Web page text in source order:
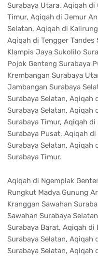
Surabaya Utara, Aqiqah
Timur, Aqiqah di Jemur
Selatan, Aqiqah di
Aqiqah di Tengger
Klampis Jaya Sukolilo
Pojok Genteng Surabaya
Krembangan Surabaya
Jambangan Surabaya
Surabaya Selatan, Aqiqah
Surabaya Selatan, Aqiqah
Surabaya Timur, Aqiqah
Surabaya Pusat, Aqiqah
Surabaya Selatan, Aqiqah
Surabaya Timur.
Aqiqah di Ngemplak
Rungkut Madya Gunung
Kranggan Sawahan
Sawahan Surabaya
Surabaya Barat, Aqiqah
Surabaya Selatan, Aqiqah
Surabaya Selatan, Aqiqah